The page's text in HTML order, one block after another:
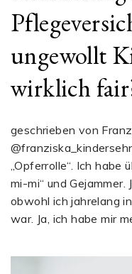
ungewollt
wirklich
geschrieben von
„Opferrolle“. Ich habe
mi-mi“ und
obwohl ich jahrelang
war. Ja, ich habe mir